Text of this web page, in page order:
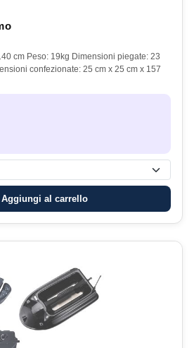
cm Peso: 19kg Dimensioni piegate: 23
confezionate: 25 cm x 25 cm x 157
Aggiungi al carrello